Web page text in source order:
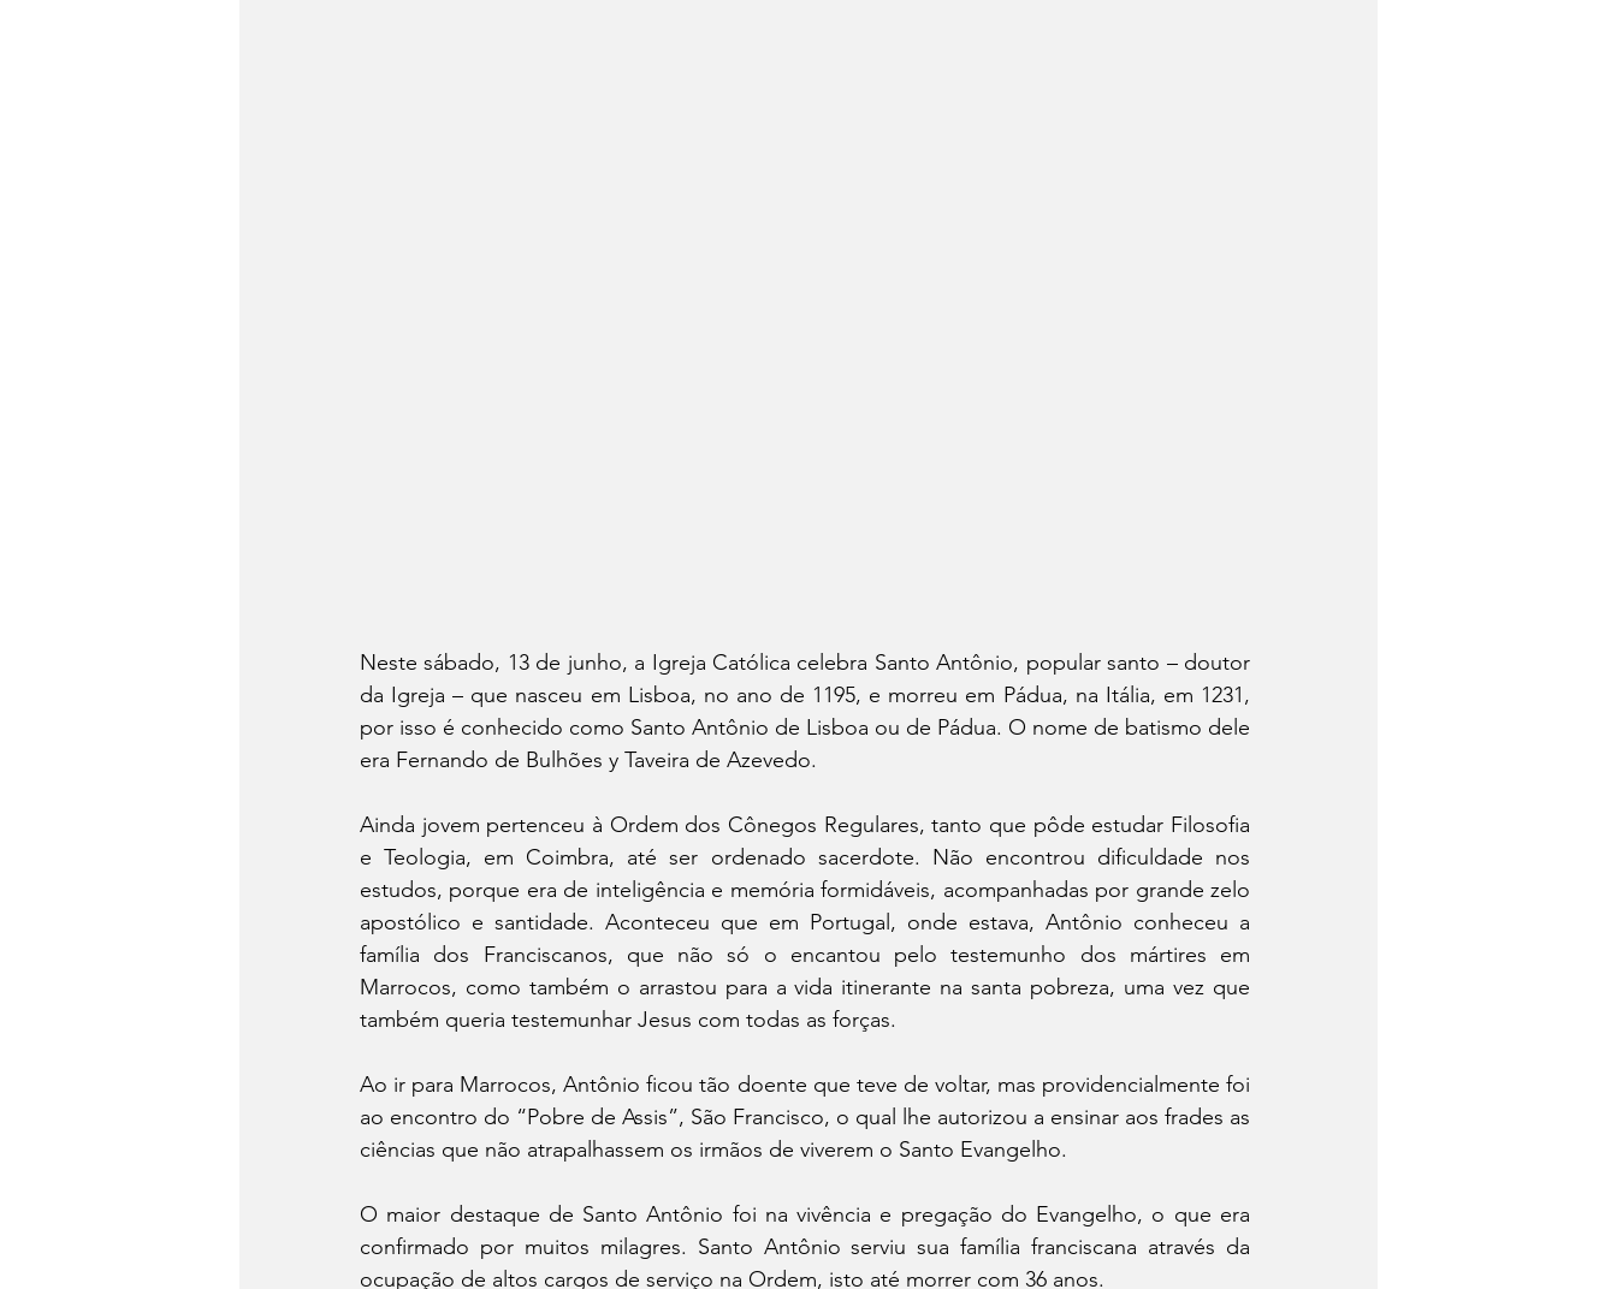
Neste sábado, 13 de junho, a Igreja Católica celebra Santo Antônio, popular santo – doutor
da Igreja – que nasceu em Lisboa, no ano de 1195, e morreu em Pádua, na Itália, em 1231,
por isso é conhecido como Santo Antônio de Lisboa ou de Pádua. O nome de batismo dele
era Fernando de Bulhões y Taveira de Azevedo.
Ainda jovem pertenceu à Ordem dos Cônegos Regulares, tanto que pôde estudar Filosofia
e Teologia, em Coimbra, até ser ordenado sacerdote. Não encontrou dificuldade nos
estudos, porque era de inteligência e memória formidáveis, acompanhadas por grande zelo
apostólico e santidade. Aconteceu que em Portugal, onde estava, Antônio conheceu a
família dos Franciscanos, que não só o encantou pelo testemunho dos mártires em
Marrocos, como também o arrastou para a vida itinerante na santa pobreza, uma vez que
também queria testemunhar Jesus com todas as forças.
Ao ir para Marrocos, Antônio ficou tão doente que teve de voltar, mas providencialmente foi
ao encontro do “Pobre de Assis”, São Francisco, o qual lhe autorizou a ensinar aos frades as
ciências que não atrapalhassem os irmãos de viverem o Santo Evangelho.
O maior destaque de Santo Antônio foi na vivência e pregação do Evangelho, o que era
confirmado por muitos milagres. Santo Antônio serviu sua família franciscana através da
ocupação de altos cargos de serviço na Ordem, isto até morrer com 36 anos.